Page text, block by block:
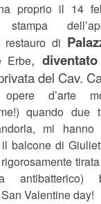
proprio il 14
stampa
restauro di
Erbe,
del Cav.
d’arte
quando due
mi hanno
balcone di
antibatterico)
Valentine day!